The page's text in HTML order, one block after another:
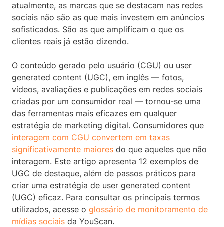
atualmente, as marcas que se destacam nas redes
sociais não são as que mais investem em anúncios
sofisticados. São as que amplificam o que os
clientes reais já estão dizendo.
O conteúdo gerado pelo usuário (CGU) ou user
generated content (UGC), em inglês — fotos,
vídeos, avaliações e publicações em redes sociais
criadas por um consumidor real — tornou-se uma
das ferramentas mais eficazes em qualquer
estratégia de marketing digital. Consumidores que
interagem com CGU convertem em taxas
significativamente maiores do que aqueles que não
interagem. Este artigo apresenta 12 exemplos de
UGC de destaque, além de passos práticos para
criar uma estratégia de user generated content
(UGC) eficaz. Para consultar os principais termos
utilizados, acesse o glossário de monitoramento de
mídias sociais da YouScan.